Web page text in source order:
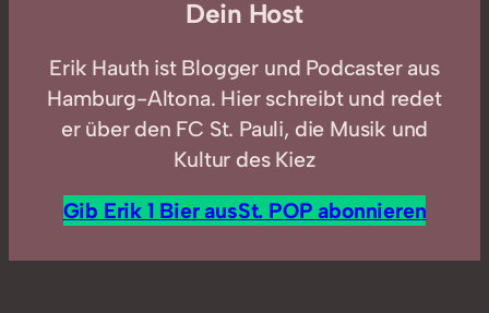
Dein Host
Erik Hauth ist Blogger und Podcaster aus
Hamburg-Altona. Hier schreibt und redet
er über den FC St. Pauli, die Musik und
Kultur des Kiez
Gib Erik 1 Bier ausSt. POP abonnieren